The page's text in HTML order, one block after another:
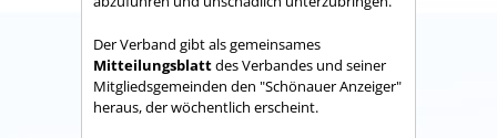
Der Verband gibt als gemeinsames
Mitteilungsblattdes Verbandes und seiner
Mitgliedsgemeinden den "Schönauer Anzeiger"
heraus, der wöchentlich erscheint.